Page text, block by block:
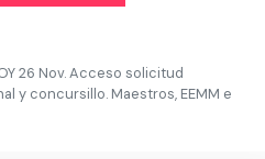
26 Nov. Acceso solicitud
y concursillo. Maestros, EEMM e